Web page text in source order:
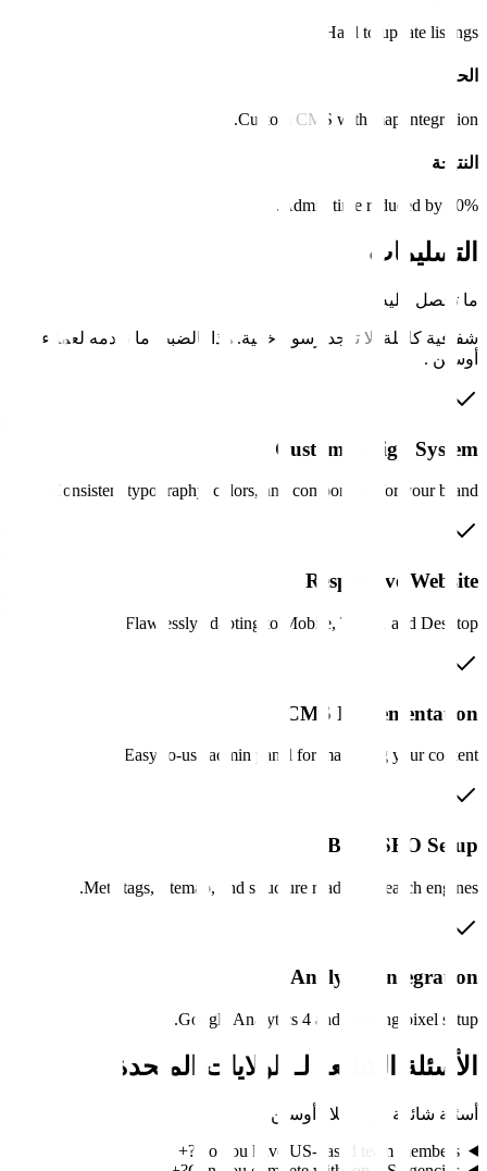
Hard to update listings.
الحل
Custom CMS with map integration.
النتيجة
Admin time reduced by 80%.
التسليمات
ما تحصل عليه
شفافية كاملة. لا توجد رسوم خفية. هذا بالضبط ما نقدمه لعملاء
أوستن .
Custom Design System
Consistent typography, colors, and components for your brand.
Responsive Website
Flawlessly adapting to Mobile, Tablet, and Desktop.
CMS Implementation
Easy-to-use admin panel for managing your content.
Basic SEO Setup
Meta tags, sitemap, and structure ready for search engines.
Analytics Integration
Google Analytics 4 and tracking pixel setup.
الأسئلة الشائعة لـ الولايات المتحدة
أسئلة شائعة من عملاء
أوستن
Do you have US-based team members?
+